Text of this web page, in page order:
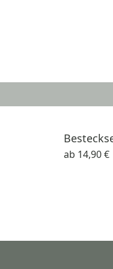
ab 14,90 €